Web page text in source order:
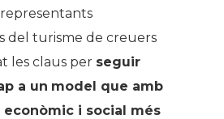
del turisme de creuers
les claus per seguir
a un model que amb
i social més